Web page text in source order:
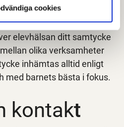
cookies
elevhälsan ditt samtycke
olika verksamheter
inhämtas alltid enligt
med barnets bästa i fokus.
kontakt